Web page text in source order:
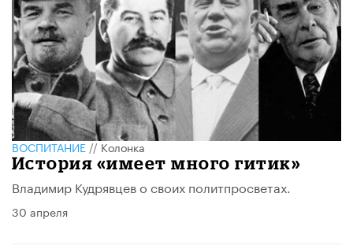
ВОСПИТАНИЕ//Колонка
История «имеет много гитик»
Владимир Кудрявцев о своих политпросветах.
30 апреля